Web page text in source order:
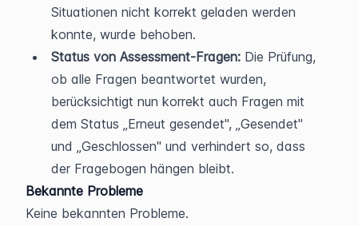
Situationen nicht korrekt geladen werden
konnte, wurde behoben.
Status von Assessment-Fragen: Die Prüfung,
ob alle Fragen beantwortet wurden,
berücksichtigt nun korrekt auch Fragen mit
dem Status „Erneut gesendet", „Gesendet"
und „Geschlossen" und verhindert so, dass
der Fragebogen hängen bleibt.
Bekannte Probleme
Keine bekannten Probleme.